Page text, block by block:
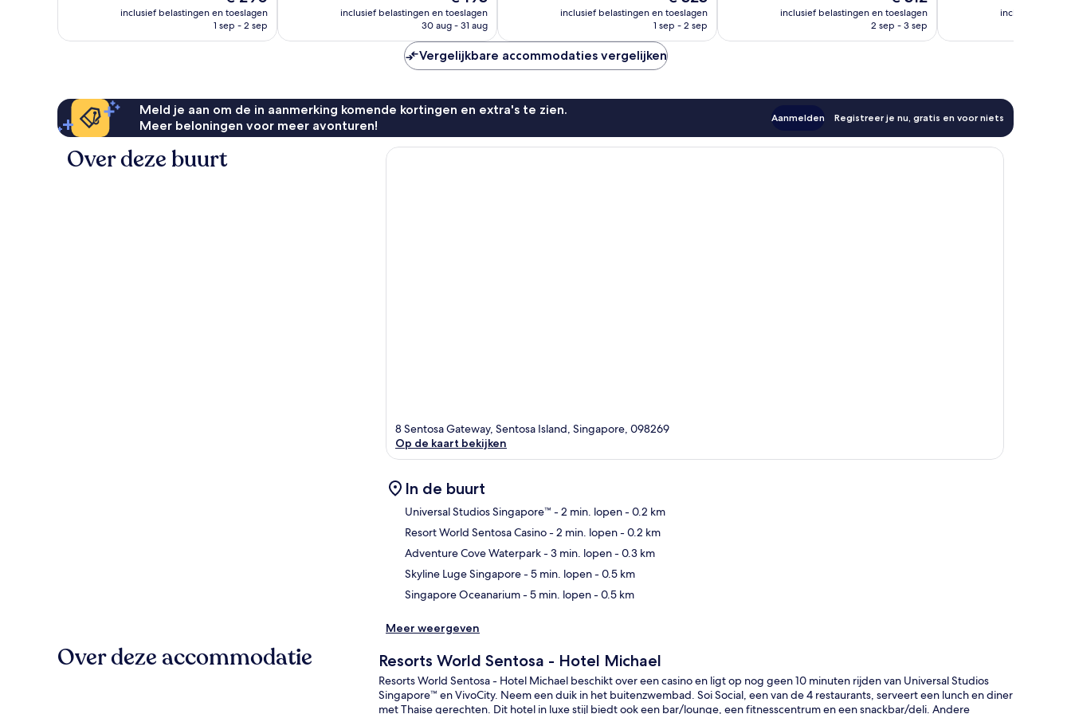
beoordelingen
prijs
is
inclusief belastingen en toeslagen
1 sep - 2 sep
prijs
is
inclusief belastingen en toeslagen
30 aug - 31 aug
beoordelingen
prijs
is
inclusief belastingen en toeslagen
1 sep - 2 sep
beoordelingen
prijs
is
inclusief belastingen en toeslagen
2 sep - 3 sep
beoordelingeninclusief
Vergelijkbare accommodaties vergelijken
Meld je aan om de in aanmerking komende kortingen en extra's te zien.
Meer beloningen voor meer avonturen!
Aanmelden Registreer je nu, gratis en voor niets
Over deze buurt
8 Sentosa Gateway, Sentosa Island, Singapore, 098269
Op de kaart bekijken
In de buurt
Universal Studios Singapore™ - 2 min. lopen- 0.2 km
Resort World Sentosa Casino- 2 min. lopen- 0.2 km
Adventure Cove Waterpark- 3 min. lopen- 0.3 km
Skyline Luge Singapore- 5 min. lopen- 0.5 km
Singapore Oceanarium- 5 min. lopen- 0.5 km
Meer weergeven
Over deze accommodatie Resorts World Sentosa - Hotel Michael
Resorts World Sentosa - Hotel Michael beschikt over een casino en ligt op nog geen 10 minuten rijden van Universal Studios
Singapore™ en VivoCity. Neem een duik in het buitenzwembad. Soi Social, een van de 4 restaurants, serveert een lunch en diner
met Thaise gerechten. Dit hotel in luxe stijl biedt ook een bar/lounge, een fitnesscentrum en een snackbar/deli. Andere